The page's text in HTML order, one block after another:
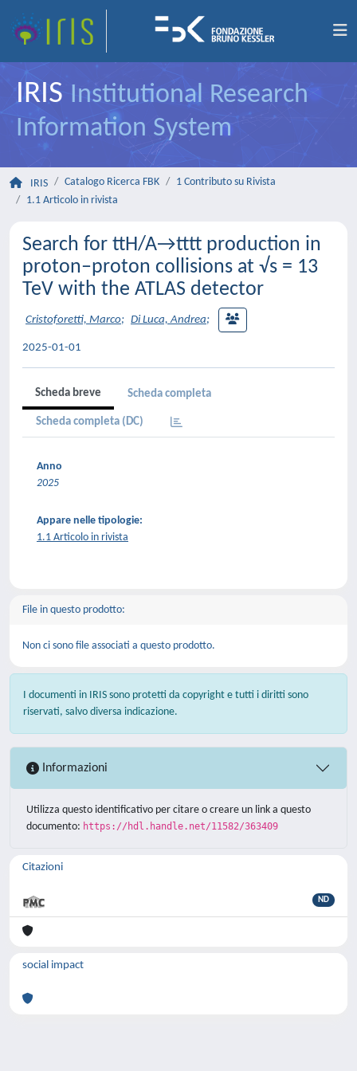
IRIS Institutional Research
Information System
IRIS Catalogo Ricerca FBK
1 Contributo su Rivista
1.1 Articolo in rivista
Search for ttH/A→tttt production in
proton–proton collisions at √s = 13
TeV with the ATLAS detector
Cristoforetti, Marco; Di Luca, Andrea;
2025-01-01
Scheda breve Scheda completa
Scheda completa (DC)
Anno
2025
Appare nelle tipologie:
1.1 Articolo in rivista
File in questo prodotto:
Non ci sono file associati a questo prodotto.
I documenti in IRIS sono protetti da copyright e tutti i diritti sono
riservati, salvo diversa indicazione.
Informazioni
Utilizza questo identificativo per citare o creare un link a questo
documento: https://hdl.handle.net/11582/363409
Citazioni
ND
social impact